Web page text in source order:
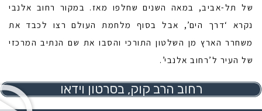
של תל-אביב, במאה השנים שחלפו מאז. במקור רחוב אלנבי
נקרא ‘דרך הים’, אבל בסוף מלחמת העולם רצו לכבד את
משחרר הארץ מן השלטון התורכי והסבו את שם הנתיב המרכזי
של העיר ל’רחוב אלנבי’.
רחוב הרב קוק, בסרטון וידאו